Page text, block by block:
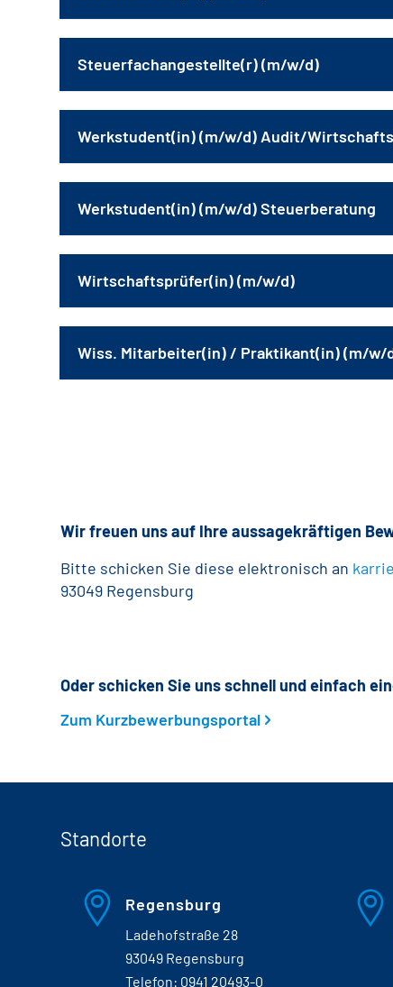
Steuerfachangestellte(r) (m/w/d)
Werkstudent(in) (m/w/d) Audit/
Werkstudent(in) (m/w/d) Steuerberatung
Wirtschaftsprüfer(in) (m/w/d)
Wiss. Mitarbeiter(in) / Praktikant(in) (m/w/
Wir freuen uns auf Ihre aussagekräftigen
Bitte schicken Sie diese elektronisch an
93049 Regensburg
Oder schicken Sie uns schnell und einfach
Zum Kurzbewerbungsportal
Standorte
Regensburg
Ladehofstraße 28
93049 Regensburg
Telefon: 0941 20493-0